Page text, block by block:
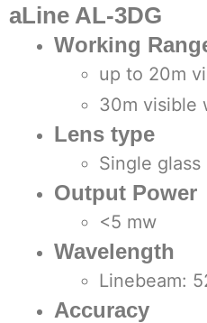
aLine AL-3DG
Working
up to 20m
30m visible
Lens type
Single glass
Output Power
<5 mw
Wavelength
Linebeam:
Accuracy